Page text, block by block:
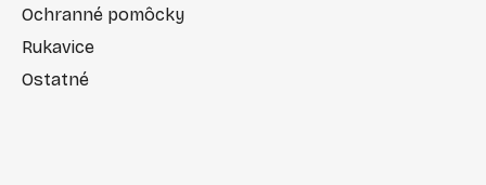
Ochranné pomôcky
Rukavice
Ostatné